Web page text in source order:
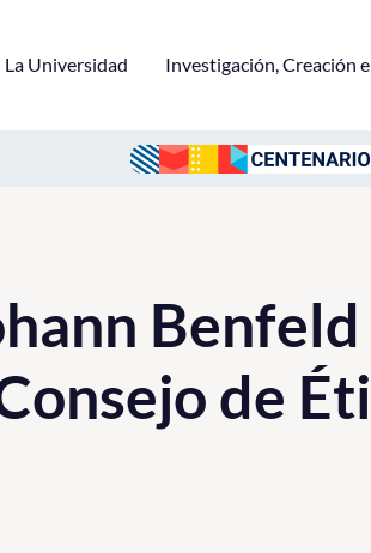
La Universidad Investigación, Creación
de